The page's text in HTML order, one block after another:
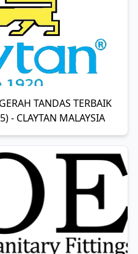
TANDAS TERBAIK
- CLAYTAN MALAYSIA